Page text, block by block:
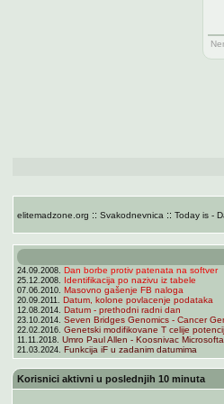
elitemadzone.org :: Svakodnevnica :: Today is -
24.09.2008. Dan borbe protiv patenata na softver
25.12.2008. Identifikacija po nazivu iz tabele
07.06.2010. Masovno gašenje FB naloga
20.09.2011. Datum, kolone povlacenje podataka
12.08.2014. Datum - prethodni radni dan
23.10.2014. Seven Bridges Genomics - Cancer
22.02.2016. Genetski modifikovane T celije
11.11.2018. Umro Paul Allen - Koosnivac Microsofta
21.03.2024. Funkcija iF u zadanim datumima
Korisnici aktivni u poslednjih 10 minuta